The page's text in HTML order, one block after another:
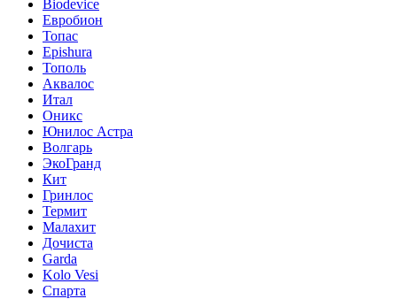
Biodevice
Евробион
Топас
Epishura
Тополь
Аквалос
Итал
Оникс
Юнилос Астра
Волгарь
ЭкоГранд
Кит
Гринлос
Термит
Малахит
Дочиста
Garda
Kolo Vesi
Спарта